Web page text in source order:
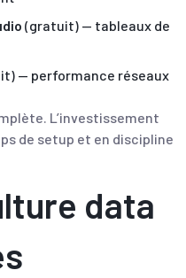
(gratuit) — tableaux de
— performance réseaux
L’investissement
de setup et en discipline
data